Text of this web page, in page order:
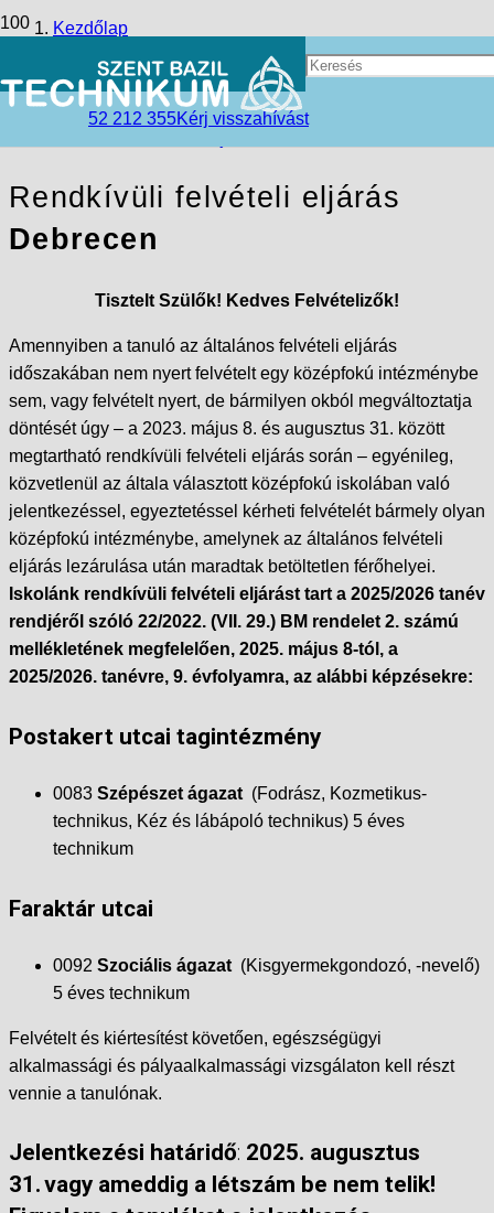
52 212 355Kérj visszahívást
Kezdőlap
Tanulj szakmát Debrecenben!
Rendkívüli felvételi eljárás
Debrecen
Tisztelt Szülők! Kedves Felvételizők!
Amennyiben a tanuló az általános felvételi eljárás
időszakában nem nyert felvételt egy középfokú intézménybe
sem, vagy felvételt nyert, de bármilyen okból megváltoztatja
döntését úgy – a 2023. május 8. és augusztus 31. között
megtartható rendkívüli felvételi eljárás során – egyénileg,
közvetlenül az általa választott középfokú iskolában való
jelentkezéssel, egyeztetéssel kérheti felvételét bármely olyan
középfokú intézménybe, amelynek az általános felvételi
eljárás lezárulása után maradtak betöltetlen férőhelyei.
Iskolánk rendkívüli felvételi eljárást tart a 2025/2026 tanév
rendjéről szóló 22/2022. (VII. 29.) BM rendelet 2. számú
mellékletének megfelelően, 2025. május 8-tól, a
2025/2026. tanévre, 9. évfolyamra, az alábbi képzésekre:
Postakert utcai tagintézmény
0083 Szépészet ágazat (Fodrász, Kozmetikus-
technikus, Kéz és lábápoló technikus) 5 éves
technikum
Faraktár utcai
0092 Szociális ágazat (Kisgyermekgondozó, -nevelő)
5 éves technikum
Felvételt és kiértesítést követően, egészségügyi
alkalmassági és pályaalkalmassági vizsgálaton kell részt
vennie a tanulónak.
Jelentkezési határidő: 2025. augusztus
31. vagy ameddig a létszám be nem telik!